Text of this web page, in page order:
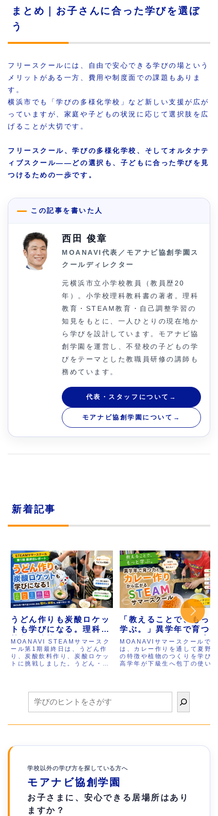
まとめ｜お子さんに合った学びを選ぼ
う
フリースクールには、自由で安心できる学びの場という
メリットがある一方、費用や制度面での課題もありま
す。
横浜市でも「学びの多様化学校」など新しい支援が広が
っていますが、家庭や子どもの状況に応じて選択肢を広
げることが大切です。
フリースクール、学びの多様化学校、そしてオルタナテ
ィブスクール――どの選択も、子どもに合った学びを見
つけるための一歩です。
この記事を書いた人
西田 俊章
MOANAVI代表／モアナビ協創学園ス
クールディレクター
元横浜市立小学校教員（教員歴20
年）。小学校理科教科書の著者。理科
教育・STEAM教育・自己調整学習の
知見をもとに、一人ひとりの現在地か
ら学びを設計しています。モアナビ協
創学園を運営し、不登校の子どもの学
びをテーマとした教職員研修の講師も
務めています。
代表・スタッフについて →
モアナビ協創学園について →
新着記事
うどん作りも炭酸ロケッ
トも学びになる。理科と
算数を体験で学ぶ
STEAMサマースクール
最終日
MOANAVI STEAMサマースク
ール第1期最終日は、うどん作
り、炭酸飲料作り、炭酸ロケッ
トに挑戦しました。うどん・そ
で生地を作り、製麺まで体験。
さらにクエン酸と重曹を使って
炭酸水や炭酸ロケットを作り、
水溶液や二酸化炭素、圧力の仕
をご紹介します。
「教えることで、もっ
学ぶ。」異学年で育つ
と、カレー作りから広
るSTEAMサマースクー
ル
MOANAVIサマースクールで
は、カレー作りを通して夏野
の特徴や植物のつくりを学び
高学年が下級生へ包丁の使い
やうちわ作り、国旗カルタ、
ロックなど多彩な活動にも挑
戦。理科・食育・ものづくり
異学年交流が一つにつながる
学校以外の学び方を探している方へ
モアナビ協創学園
お子さまに、安心できる居場所はあり
ますか？